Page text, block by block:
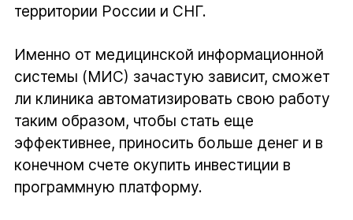
территории России и СНГ.
Именно от медицинской информационной
системы (МИС) зачастую зависит, сможет
ли клиника автоматизировать свою работу
таким образом, чтобы стать еще
эффективнее, приносить больше денег и в
конечном счете окупить инвестиции в
программную платформу.